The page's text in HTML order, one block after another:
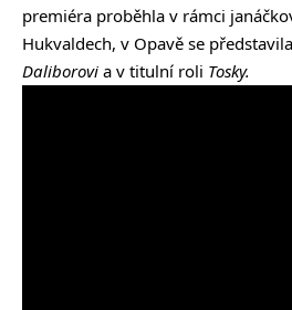
premiéra proběhla v rámci
Hukvaldech, v Opavě se
Daliborovi a v titulní roli Tosky.